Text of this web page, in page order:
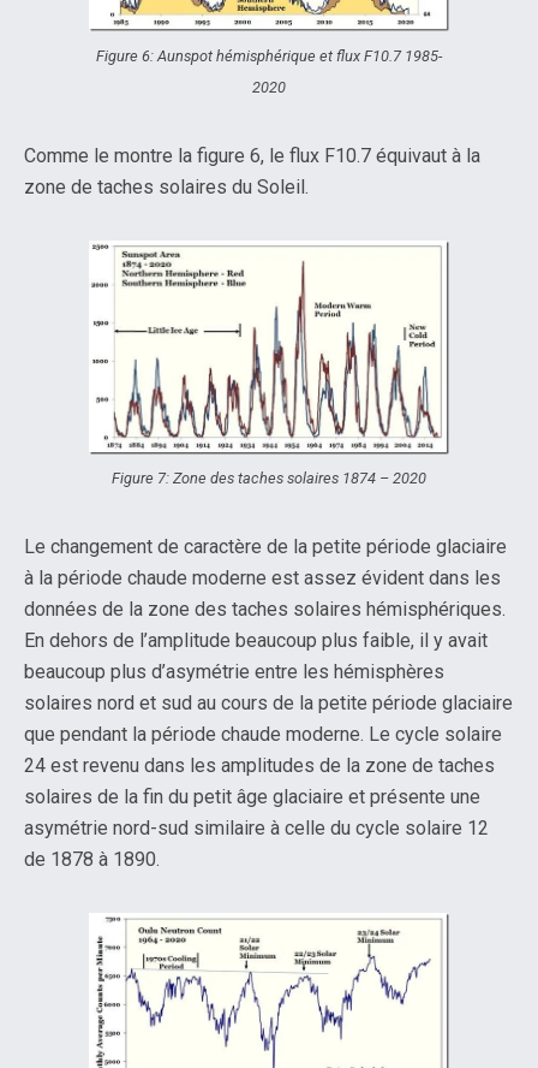
Figure 6: Aunspot hémisphérique et flux F10.7 1985-
2020
Comme le montre la figure 6, le flux F10.7 équivaut à la
zone de taches solaires du Soleil.
Figure 7: Zone des taches solaires 1874 – 2020
Le changement de caractère de la petite période glaciaire
à la période chaude moderne est assez évident dans les
données de la zone des taches solaires hémisphériques.
En dehors de l’amplitude beaucoup plus faible, il y avait
beaucoup plus d’asymétrie entre les hémisphères
solaires nord et sud au cours de la petite période glaciaire
que pendant la période chaude moderne. Le cycle solaire
24 est revenu dans les amplitudes de la zone de taches
solaires de la fin du petit âge glaciaire et présente une
asymétrie nord-sud similaire à celle du cycle solaire 12
de 1878 à 1890.